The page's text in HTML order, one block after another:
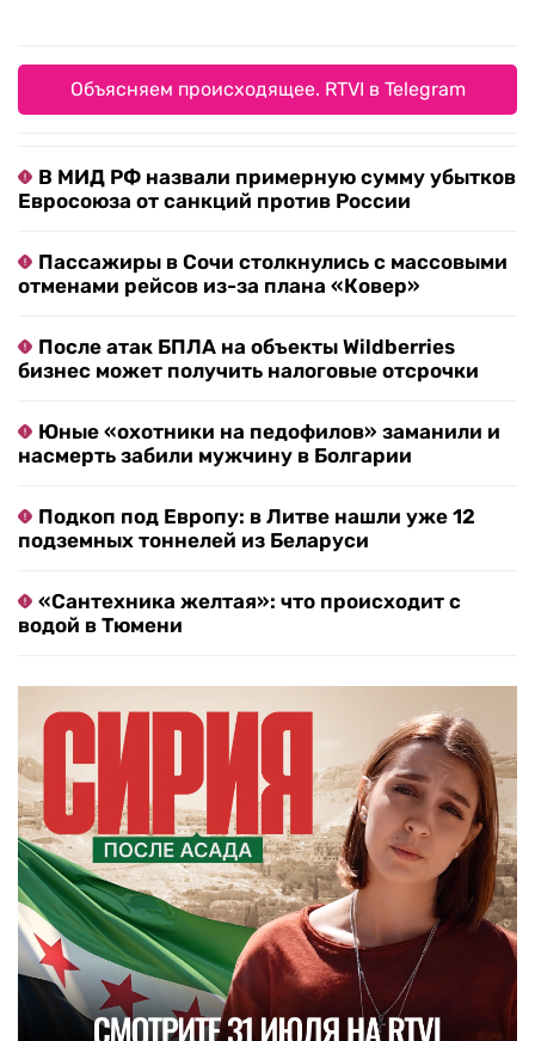
Объясняем происходящее. RTVI в Telegram
В МИД РФ назвали примерную сумму убытков
Евросоюза от санкций против России
Пассажиры в Сочи столкнулись с массовыми
отменами рейсов из-за плана «Ковер»
После атак БПЛА на объекты Wildberries
бизнес может получить налоговые отсрочки
Юные «охотники на педофилов» заманили и
насмерть забили мужчину в Болгарии
Подкоп под Европу: в Литве нашли уже 12
подземных тоннелей из Беларуси
«Сантехника желтая»: что происходит с
водой в Тюмени